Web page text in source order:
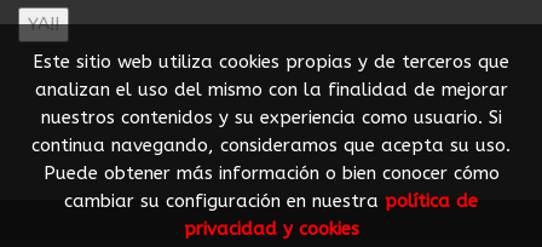
Este sitio web utiliza cookies propias y de terceros que
analizan el uso del mismo con la finalidad de mejorar
nuestros contenidos y su experiencia como usuario. Si
continua navegando, consideramos que acepta su uso.
Puede obtener más información o bien conocer cómo
cambiar su configuración en nuestra política de
privacidad y cookies